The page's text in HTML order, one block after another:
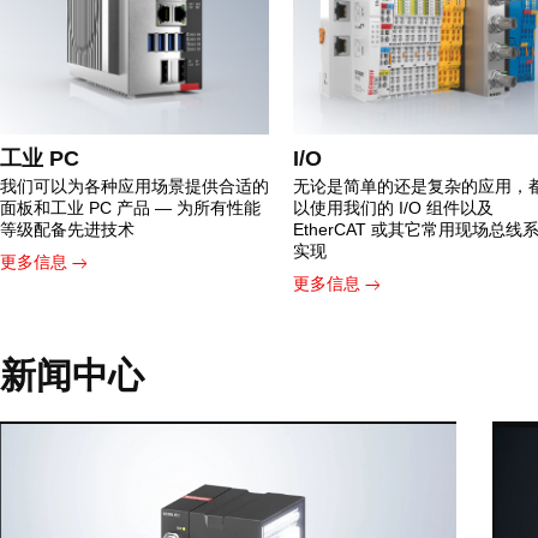
工业 PC
我们可以为各种应用场景提供合适的
面板和工业 PC 产品 — 为所有性能
等级配备先进技术
更多信息
I/O
无论是简单的还是复杂的应用，
以使用我们的 I/O 组件以及
EtherCAT 或其它常用现场总线
实现
更多信息
新闻中心